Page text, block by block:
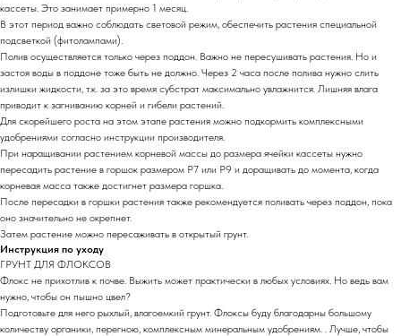
кассеты. Это занимает примерно 1 месяц.
В этот период важно соблюдать световой режим, обеспечить растения специальной
подсветкой (фитолампами).
Полив осуществляется только через поддон. Важно не пересушивать растения. Но и
застоя воды в поддоне тоже быть не должно. Через 2 часа после полива нужно слить
излишки жидкости, т.к. за это время субстрат максимально увлажнится. Лишняя влага
приводит к загниванию корней и гибели растений.
Для скорейшего роста на этом этапе растения можно подкормить комплексными
удобрениями согласно инструкции производителя.
При наращивании растением корневой массы до размера ячейки кассеты нужно
пересадить растение в горшок размером Р7 или Р9 и доращивать до момента, когда
корневая масса также достигнет размера горшка.
После пересадки в горшки растения также рекомендуется поливать через поддон, пока
оно значительно не окрепнет.
Затем растение можно пересаживать в открытый грунт.
Инструкция по уходу
ГРУНТ ДЛЯ ФЛОКСОВ
Флокс не прихотлив к почве. Выжить может практически в любых условиях. Но ведь вам
нужно, чтобы он пышно цвел?
Подготовьте для него рыхлый, влагоемкий грунт. Флоксы буду благодарны большому
количеству органики, перегною, комплексным минеральным удобрениям. . Лучше, чтобы